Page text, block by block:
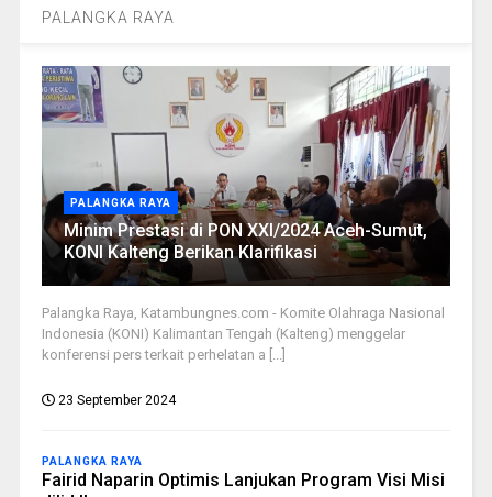
PALANGKA RAYA
PALANGKA RAYA
Minim Prestasi di PON XXI/2024 Aceh-Sumut,
KONI Kalteng Berikan Klarifikasi
Palangka Raya, Katambungnes.com - Komite Olahraga Nasional
Indonesia (KONI) Kalimantan Tengah (Kalteng) menggelar
konferensi pers terkait perhelatan a [...]
23 September 2024
PALANGKA RAYA
Fairid Naparin Optimis Lanjukan Program Visi Misi